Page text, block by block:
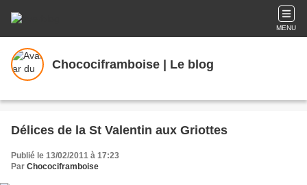
MENU
Chocociframboise | Le blog
Délices de la St Valentin aux Griottes
Publié le 13/02/2011 à 17:23
Par Chocociframboise